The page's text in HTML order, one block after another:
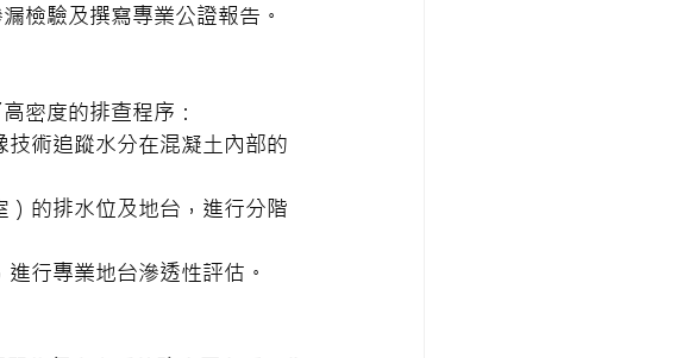
檢驗及撰寫專業公證報告。
密度的排查程序：
術追蹤水分在混凝土內部的
的排水位及地台，進行分階
行專業地台滲透性評估。